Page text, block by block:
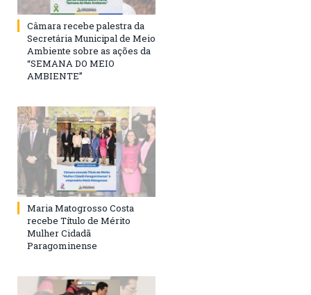
Câmara recebe palestra da
Secretária Municipal de Meio
Ambiente sobre as ações da
“SEMANA DO MEIO
AMBIENTE”
Maria Matogrosso Costa
recebe Título de Mérito
Mulher Cidadã
Paragominense